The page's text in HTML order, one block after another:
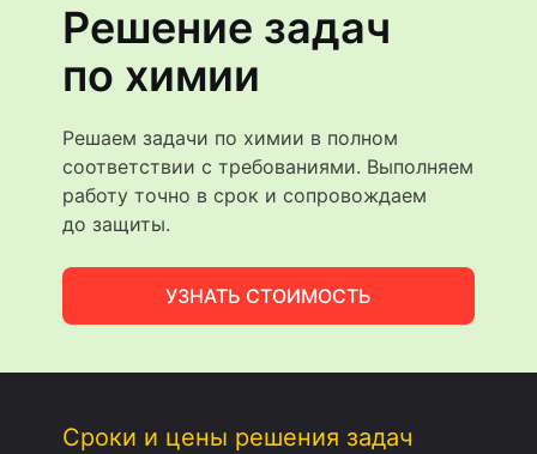
Решение задач
по химии
Решаем задачи по химии в полном
соответствии с требованиями. Выполняем
работу точно в срок и сопровождаем
до защиты.
УЗНАТЬ СТОИМОСТЬ
Сроки и цены решения задач